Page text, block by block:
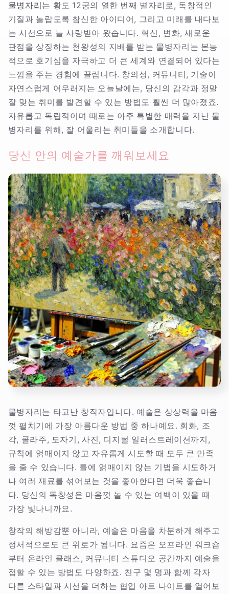
물병자리 는 황도 12궁의 열한 번째 별자리로, 독창적인
기질과 놀랍도록 참신한 아이디어, 그리고 미래를 내다보
는 시선으로 늘 사랑받아 왔습니다. 혁신, 변화, 새로운
관점을 상징하는 천왕성의 지배를 받는 물병자리는 본능
적으로 호기심을 자극하고 더 큰 세계와 연결되어 있다는
느낌을 주는 경험에 끌립니다. 창의성, 커뮤니티, 기술이
자연스럽게 어우러지는 오늘날에는, 당신의 감각과 정말
잘 맞는 취미를 발견할 수 있는 방법도 훨씬 더 많아졌죠.
자유롭고 독립적이며 때로는 아주 특별한 매력을 지닌 물
병자리를 위해, 잘 어울리는 취미들을 소개합니다.
당신 안의 예술가를 깨워보세요
물병자리는 타고난 창작자입니다. 예술은 상상력을 마음
껏 펼치기에 가장 아름다운 방법 중 하나예요. 회화, 조
각, 콜라주, 도자기, 사진, 디지털 일러스트레이션까지,
규칙에 얽매이지 않고 자유롭게 시도할 때 모두 큰 만족
을 줄 수 있습니다. 틀에 얽매이지 않는 기법을 시도하거
나 여러 재료를 섞어보는 것을 좋아한다면 더욱 좋습니
다. 당신의 독창성은 마음껏 놀 수 있는 여백이 있을 때
가장 빛나니까요.
창작의 해방감뿐 아니라, 예술은 마음을 차분하게 해주고
정서적으로도 큰 위로가 됩니다. 요즘은 오프라인 워크숍
부터 온라인 클래스, 커뮤니티 스튜디오 공간까지 예술을
접할 수 있는 방법도 다양하죠. 친구 몇 명과 함께 각자
다른 스타일과 시선을 더하는 협업 아트 나이트를 열어보